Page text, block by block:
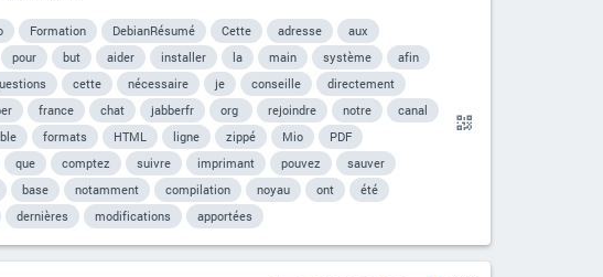
Formation DebianRésumé Cette adresse
aux
pour but aider installer la main système
afin
cette nécessaire je conseille
directement
france chat jabberfr org rejoindre notre
canal
formats HTML ligne zippé Mio
PDF
que comptez suivre imprimant pouvez
sauver
base notamment compilation noyau ont
été
dernières modifications apportées